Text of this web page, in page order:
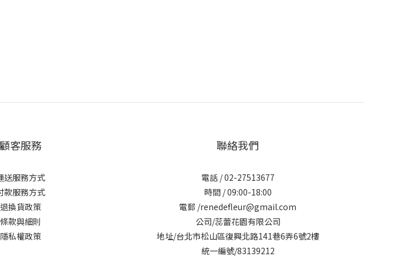
顧客服務
送服務方式
款服務方式
退換貨政策
條款與細則
隱私權政策
聯絡我們
電話 / 02-27513677
時間 / 09:00-18:00
電郵 /renedefleur@gmail.com
公司/蕊蕾花園有限公司
地址/台北市松山區復興北路141巷6弄6號2樓
統一編號/83139212